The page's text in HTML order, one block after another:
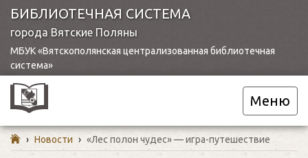
БИБЛИОТЕЧНАЯ СИСТЕМА
города Вятские Поляны
МБУК «Вятскополянская централизованная библиотечная
система»
Меню
› Новости › «Лес полон чудес» — игра-путешествие